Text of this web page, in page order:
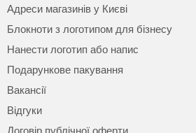
Адреси магазинів у Києві
Блокноти з логотипом для бізнесу
Нанести логотип або напис
Подарункове пакування
Вакансії
Відгуки
Договір публічної оферти